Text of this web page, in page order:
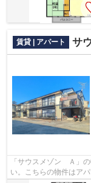
賃貸 | アパート サ
「サウスメゾン Ａ」
い。こちらの物件はア